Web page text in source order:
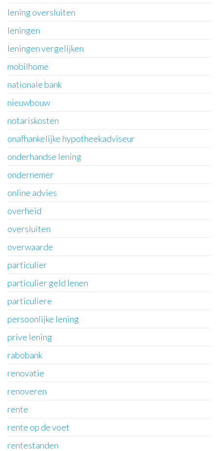
lening oversluiten
leningen
leningen vergelijken
mobilhome
nationale bank
nieuwbouw
notariskosten
onafhankelijke hypotheekadviseur
onderhandse lening
ondernemer
online advies
overheid
oversluiten
overwaarde
particulier
particulier geld lenen
particuliere
persoonlijke lening
prive lening
rabobank
renovatie
renoveren
rente
rente op de voet
rentestanden